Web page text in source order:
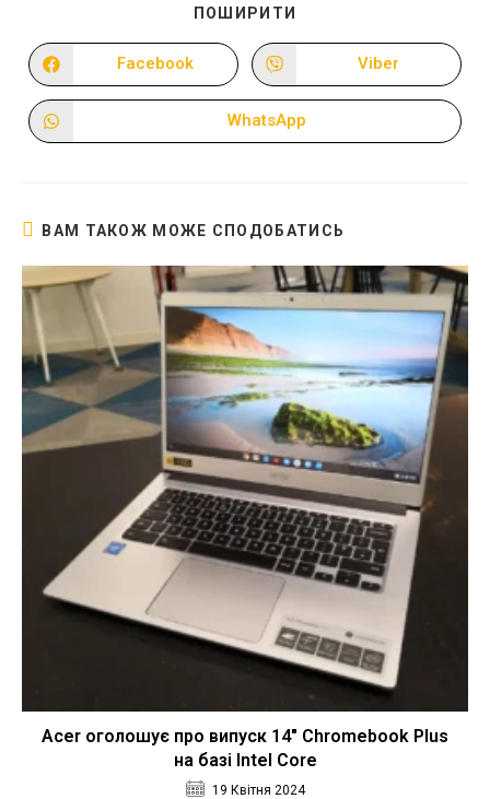
ПОШИРИТИ
ВМІСТОМ
Відкрити
в
новому
Facebook
Відкрити
в
новому
Viber
Відкрити
в
WhatsApp
ВАМ ТАКОЖ МОЖЕ СПОДОБАТИСЬ
Acer оголошує про випуск 14″ Chromebook Plus
на базі Intel Core
19 Квітня 2024